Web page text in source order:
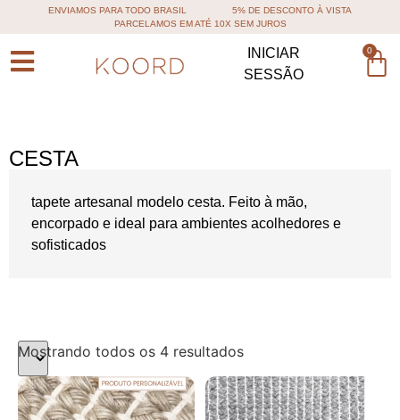
ENVIAMOS PARA TODO BRASIL
5% DE DESCONTO À VISTA
PARCELAMOS EM ATÉ 10X SEM JUROS
INICIAR
SESSÃO
0
CESTA
tapete artesanal modelo cesta. Feito à mão,
encorpado e ideal para ambientes acolhedores e
sofisticados
Mostrando todos os 4 resultados